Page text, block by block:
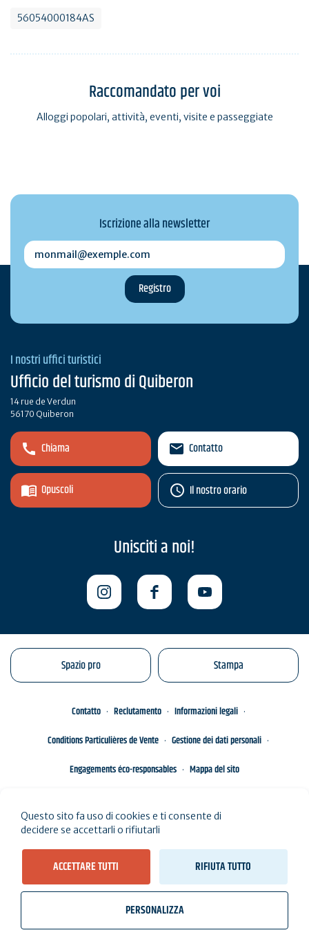
56054000184AS
Raccomandato per voi
Alloggi popolari, attività, eventi, visite e passeggiate
Iscrizione alla newsletter
monmail@exemple.com
I nostri uffici turistici
Ufficio del turismo di Quiberon
14 rue de Verdun
56170 Quiberon
Chiama
Opuscoli
Contatto
Il nostro orario
Unisciti a noi!
Spazio pro Stampa
Contatto Reclutamento
Informazioni legali
Conditions Particulières de Vente
Gestione dei dati personali
Engagements éco-responsables
Mappa del sito
Questo sito fa uso di cookies e ti consente di
decidere se accettarli o rifiutarli
ACCETTARE TUTTI RIFIUTA TUTTO
PERSONALIZZA